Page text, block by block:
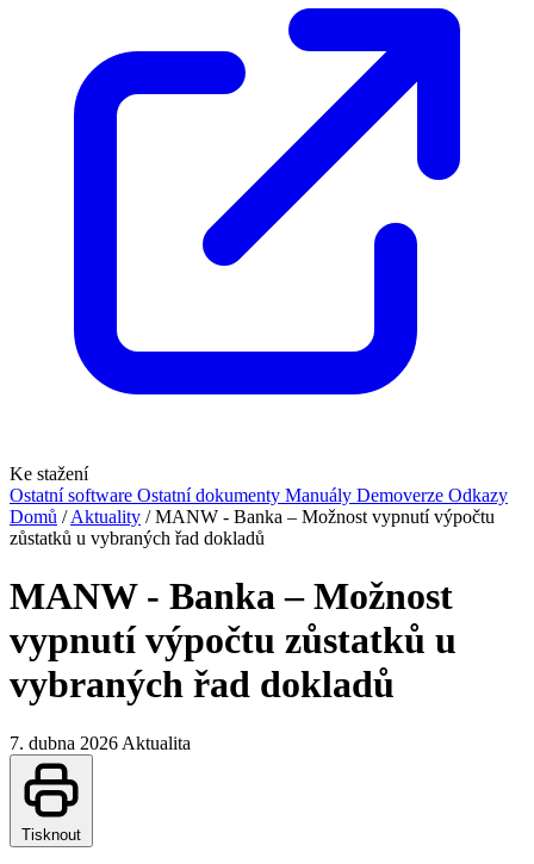
Ke stažení
Ostatní software Ostatní dokumenty Manuály Demoverze Odkazy
Domů / Aktuality / MANW - Banka – Možnost vypnutí výpočtu
zůstatků u vybraných řad dokladů
MANW - Banka – Možnost
vypnutí výpočtu zůstatků u
vybraných řad dokladů
7. dubna 2026 Aktualita
Tisknout